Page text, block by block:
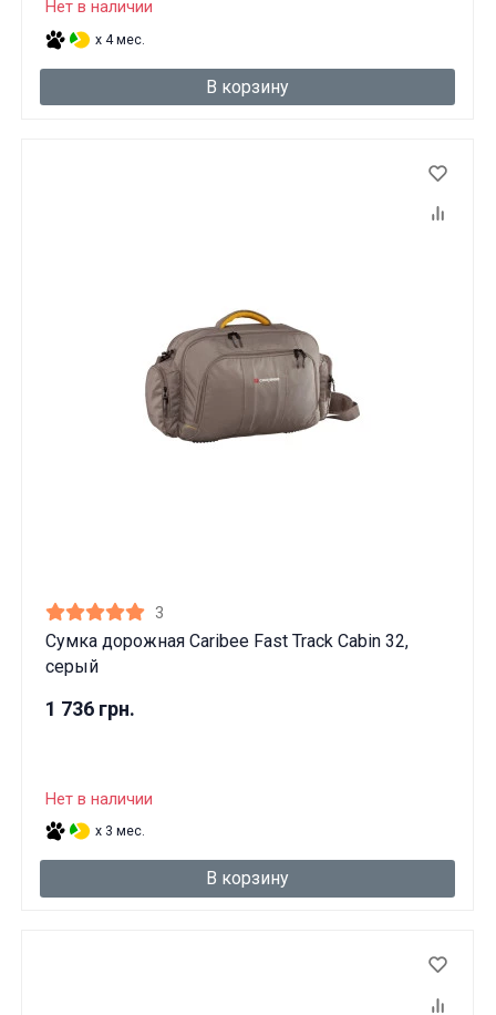
Нет в наличии
x 4 мес.
В корзину
3
Сумка дорожная Caribee Fast Track Cabin 32,
серый
1 736 грн.
Нет в наличии
x 3 мес.
В корзину
Вам исполнилось 18 лет?
ДА НЕТ